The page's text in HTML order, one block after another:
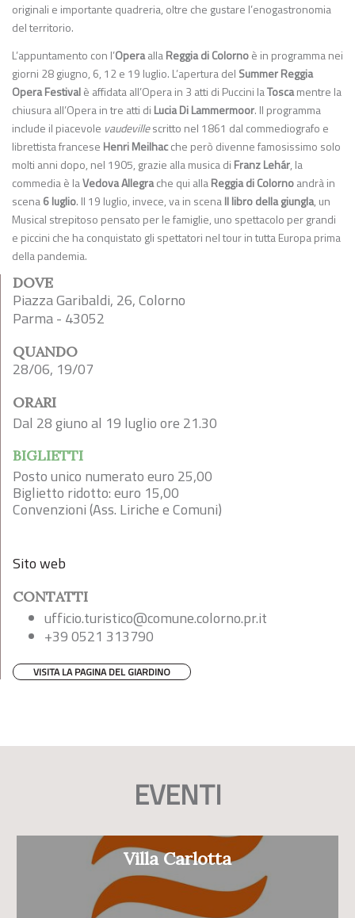
originali e importante quadreria, oltre che gustare l’enogastronomia
del territorio.
L’appuntamento con l’OperaallaReggia di Colornoè in programma nei
giorni 28 giugno, 6, 12 e 19 luglio. L’apertura del Summer Reggia
Opera Festivalè affidata all’Opera in 3 atti di Puccini laToscamentre la
chiusura all’Opera in tre atti di Lucia Di Lammermoor. Il programma
include il piacevole vaudevillescritto nel 1861 dal commediografo e
librettista francese Henri Meilhacche però divenne famosissimo solo
molti anni dopo, nel 1905, grazie alla musica di Franz Lehár, la
commedia è laVedova Allegrache qui allaReggia di Colornoandrà in
scena6 luglio. Il 19 luglio, invece, va in scenaIl libro della giungla, un
Musical strepitoso pensato per le famiglie, uno spettacolo per grandi
e piccini che ha conquistato gli spettatori nel tour in tutta Europa prima
della pandemia.
DOVE
Piazza Garibaldi, 26, Colorno
Parma - 43052
QUANDO
28/06, 19/07
ORARI
Dal 28 giuno al 19 luglio ore 21.30
BIGLIETTI
Posto unico numerato euro 25,00
Biglietto ridotto: euro 15,00
Convenzioni (Ass. Liriche e Comuni)
Sito web
CONTATTI
ufficio.turistico@comune.colorno.pr.it
+39 0521 313790
VISITA LA PAGINA DEL GIARDINO
EVENTI
Villa Carlotta